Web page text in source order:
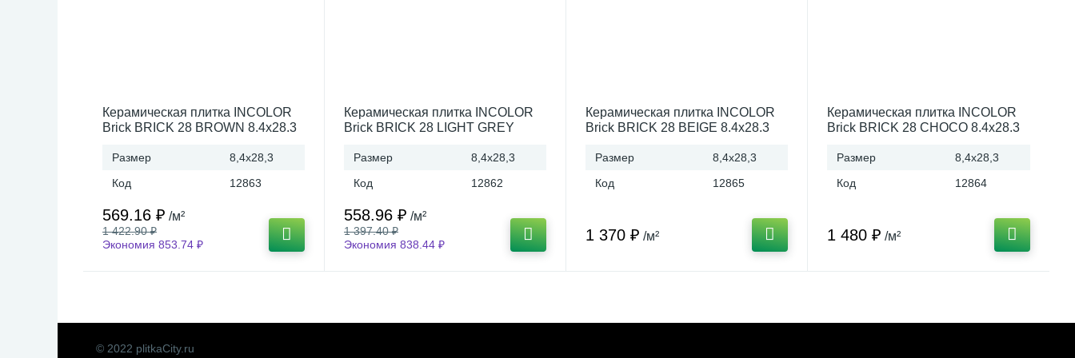
Керамическая плитка INCOLOR
Brick BRICK 28 BROWN 8.4x28.3
Размер
8,4x28,3
Код
12863
569.16 ₽ /м²
1 422.90 ₽
Экономия 853.74 ₽
Керамическая плитка INCOLOR
Brick BRICK 28 LIGHT GREY
Размер
8,4x28,3
Код
12862
558.96 ₽ /м²
1 397.40 ₽
Экономия 838.44 ₽
Керамическая плитка INCOLOR
Brick BRICK 28 BEIGE 8.4x28.3
Размер
8,4x28,3
Код
12865
1 370 ₽ /м²
Керамическая плитка INCOLOR
Brick BRICK 28 CHOCO 8.4х28.3
Размер
8,4x28,3
Код
12864
1 480 ₽ /м²
© 2022 plitkaCity.ru